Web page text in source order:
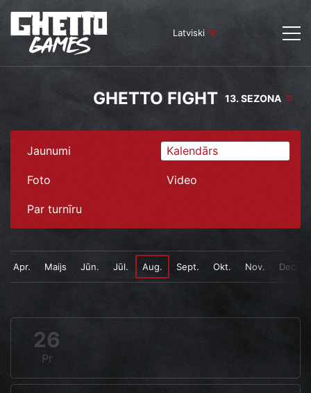
Latviski
GHETTO FIGHT 13. SEZONA
Jaunumi Kalendārs
Foto Video
Par turnīru
Apr. Maijs Jūn. Jūl. Aug. Sept. Okt. Nov. Dec.
26
Pr